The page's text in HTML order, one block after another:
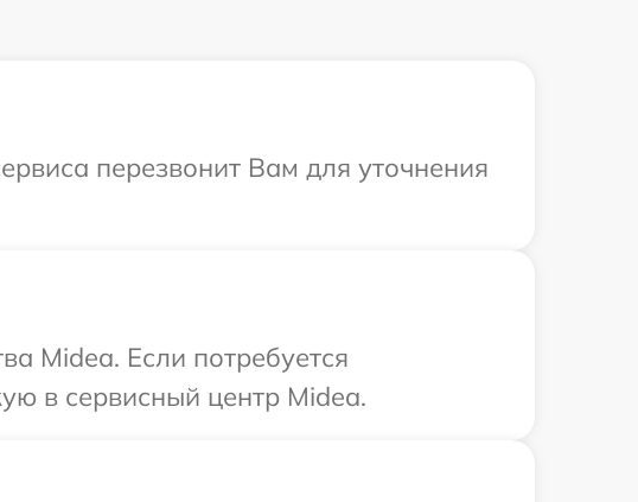
перезвонит Вам для уточнения
Midea. Если потребуется
в сервисный центр Midea.